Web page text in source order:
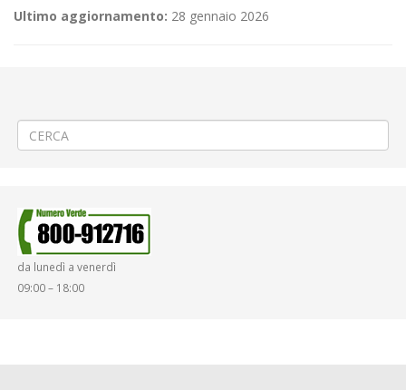
Ultimo aggiornamento: 28 gennaio 2026
da lunedì a venerdì
09:00 – 18:00